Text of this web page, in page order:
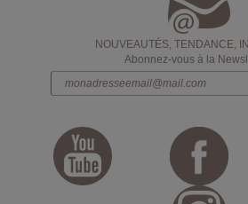
NOUVEAUTÉS, TENDANCE,
Abonnez-vous à la